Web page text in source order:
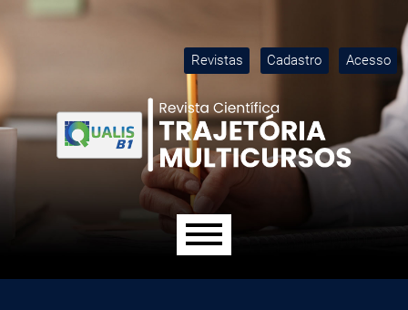
Ir para o menu de navegação principal
Ir para o conteúdo principal
Ir para o rodapé
Revistas Cadastro Acesso